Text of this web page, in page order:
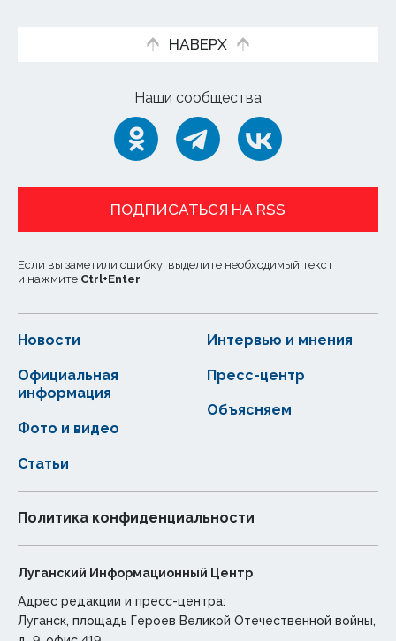
НАВЕРХ
Наши сообщества
ПОДПИСАТЬСЯ НА RSS
Если вы заметили ошибку, выделите необходимый текст
и нажмите Ctrl+Enter
Новости
Статьи
Официальная
информация
Интервью и мнения
Фото и видео
Пресс-центр
Объясняем
Политика конфиденциальности
Луганский Информационный Центр
Адрес редакции и пресс-центра:
Луганск, площадь Героев Великой Отечественной войны,